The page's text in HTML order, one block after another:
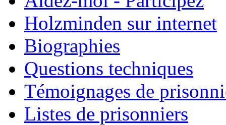
Holzminden sur internet
Biographies
Questions techniques
Témoignages de
Listes de prisonniers